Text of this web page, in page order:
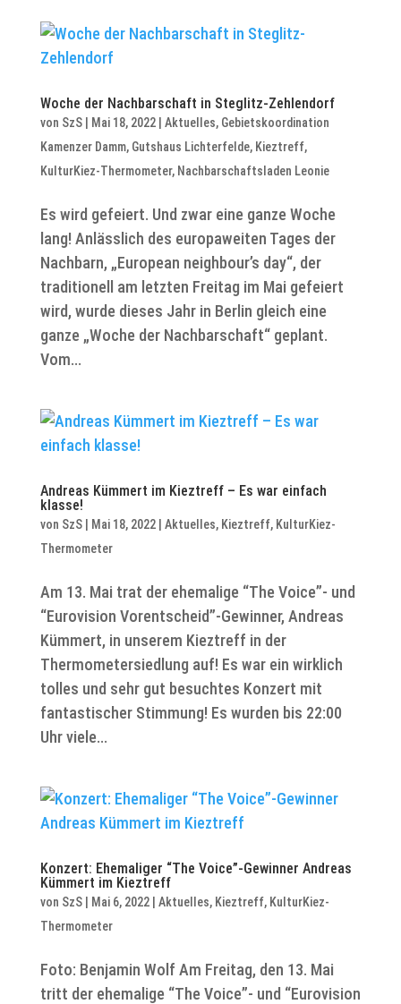
Woche der Nachbarschaft in Steglitz-Zehlendorf
von SzS| Mai 18, 2022| Aktuelles, Gebietskoordination
Kamenzer Damm, Gutshaus Lichterfelde, Kieztreff,
KulturKiez-Thermometer, Nachbarschaftsladen Leonie
Es wird gefeiert. Und zwar eine ganze Woche
lang! Anlässlich des europaweiten Tages der
Nachbarn, „European neighbour’s day“, der
traditionell am letzten Freitag im Mai gefeiert
wird, wurde dieses Jahr in Berlin gleich eine
ganze „Woche der Nachbarschaft“ geplant.
Vom...
Andreas Kümmert im Kieztreff – Es war einfach
klasse!
von SzS| Mai 18, 2022| Aktuelles, Kieztreff, KulturKiez-
Thermometer
Am 13. Mai trat der ehemalige “The Voice”- und
“Eurovision Vorentscheid”-Gewinner, Andreas
Kümmert, in unserem Kieztreff in der
Thermometersiedlung auf! Es war ein wirklich
tolles und sehr gut besuchtes Konzert mit
fantastischer Stimmung! Es wurden bis 22:00
Uhr viele...
Konzert: Ehemaliger “The Voice”-Gewinner Andreas
Kümmert im Kieztreff
von SzS| Mai 6, 2022| Aktuelles, Kieztreff, KulturKiez-
Thermometer
Foto: Benjamin Wolf Am Freitag, den 13. Mai
tritt der ehemalige “The Voice”- und “Eurovision